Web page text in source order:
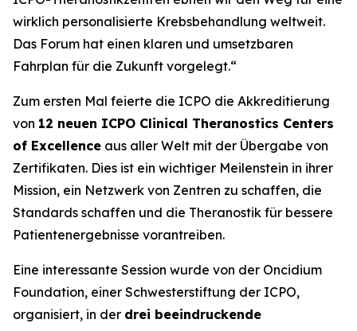
wirklich personalisierte Krebsbehandlung weltweit.
Das Forum hat einen klaren und umsetzbaren
Fahrplan für die Zukunft vorgelegt.“
Zum ersten Mal feierte die ICPO die Akkreditierung
von 12 neuen ICPO Clinical Theranostics Centers
of Excellence aus aller Welt mit der Übergabe von
Zertifikaten. Dies ist ein wichtiger Meilenstein in ihrer
Mission, ein Netzwerk von Zentren zu schaffen, die
Standards schaffen und die Theranostik für bessere
Patientenergebnisse vorantreiben.
Eine interessante Session wurde von der Oncidium
Foundation, einer Schwesterstiftung der ICPO,
organisiert, in der drei beeindruckende